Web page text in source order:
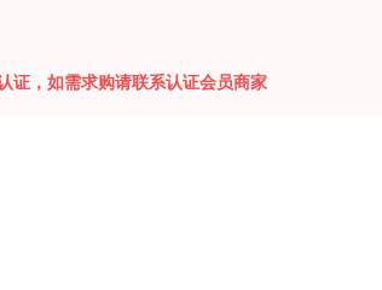
证，如需求购请联系认证会员商家